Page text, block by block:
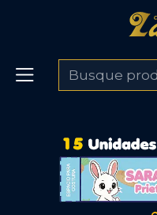
Kit stickers